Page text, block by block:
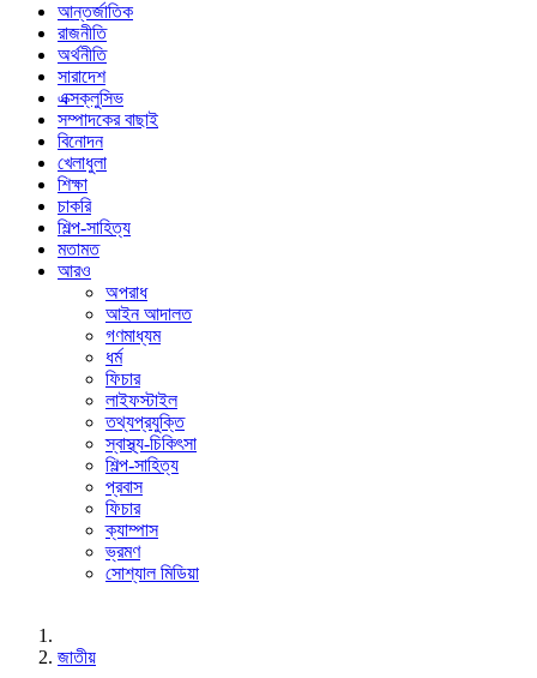
আন্তর্জাতিক
রাজনীতি
অর্থনীতি
সারাদেশ
এক্সক্লুসিভ
সম্পাদকের বাছাই
বিনোদন
খেলাধুলা
শিক্ষা
চাকরি
শিল্প-সাহিত্য
মতামত
আরও
অপরাধ
আইন আদালত
গণমাধ্যম
ধর্ম
ফিচার
লাইফস্টাইল
তথ্যপ্রযুক্তি
স্বাস্থ্য-চিকিৎসা
শিল্প-সাহিত্য
প্রবাস
ফিচার
ক্যাম্পাস
ভ্রমণ
সোশ্যাল মিডিয়া
জাতীয়